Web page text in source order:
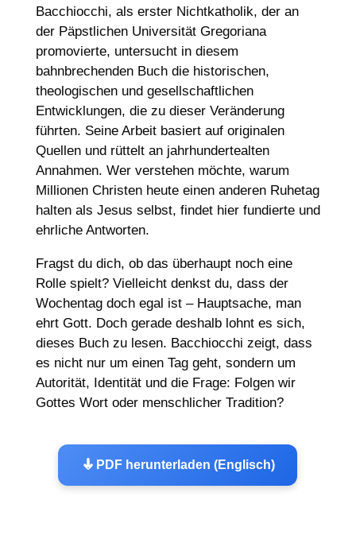
Bacchiocchi, als erster Nichtkatholik, der an
der Päpstlichen Universität Gregoriana
promovierte, untersucht in diesem
bahnbrechenden Buch die historischen,
theologischen und gesellschaftlichen
Entwicklungen, die zu dieser Veränderung
führten. Seine Arbeit basiert auf originalen
Quellen und rüttelt an jahrhundertealten
Annahmen. Wer verstehen möchte, warum
Millionen Christen heute einen anderen Ruhetag
halten als Jesus selbst, findet hier fundierte und
ehrliche Antworten.
Fragst du dich, ob das überhaupt noch eine
Rolle spielt? Vielleicht denkst du, dass der
Wochentag doch egal ist – Hauptsache, man
ehrt Gott. Doch gerade deshalb lohnt es sich,
dieses Buch zu lesen. Bacchiocchi zeigt, dass
es nicht nur um einen Tag geht, sondern um
Autorität, Identität und die Frage: Folgen wir
Gottes Wort oder menschlicher Tradition?
PDF herunterladen (Englisch)